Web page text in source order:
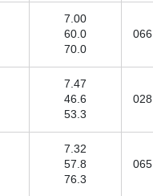
7.00
60.0
70.0
066
7.47
46.6
53.3
028
7.32
57.8
76.3
065